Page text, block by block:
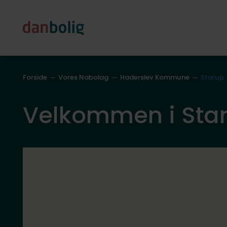
Forside Vores Nabolag Haderslev Kommune Starup
Velkommen i